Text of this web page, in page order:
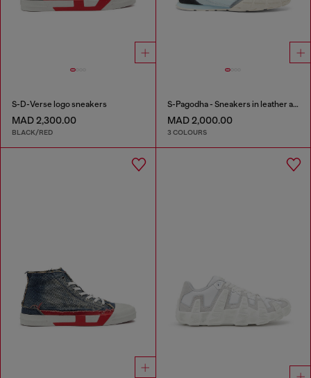
S-D-Verse logo sneakers
MAD 2,300.00
BLACK/RED
S-Pagodha - Sneakers in leather and nylon
MAD 2,000.00
3 COLOURS